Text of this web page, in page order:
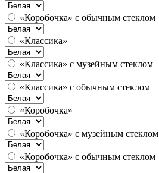
«Коробочка» с обычным стеклом
«Классика»
«Классика» с музейным стеклом
«Классика» с обычным стеклом
«Коробочка»
«Коробочка» с музейным стеклом
«Коробочка» с обычным стеклом